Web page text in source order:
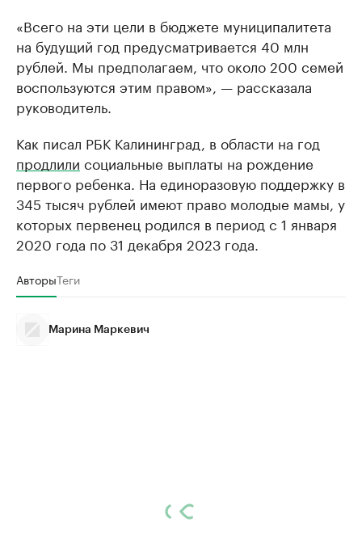
«Всего на эти цели в бюджете муниципалитета
на будущий год предусматривается 40 млн
рублей. Мы предполагаем, что около 200 семей
воспользуются этим правом», — рассказала
руководитель.
Как писал РБК Калининград, в области на год
продлили социальные выплаты на рождение
первого ребенка. На единоразовую поддержку в
345 тысяч рублей имеют право молодые мамы, у
которых первенец родился в период с 1 января
2020 года по 31 декабря 2023 года.
АвторыТеги
Марина Маркевич